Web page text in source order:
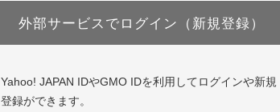
外部サービスでログイン（新規登録）
Yahoo! JAPAN IDやGMO IDを利用してログインや新規
登録ができます。